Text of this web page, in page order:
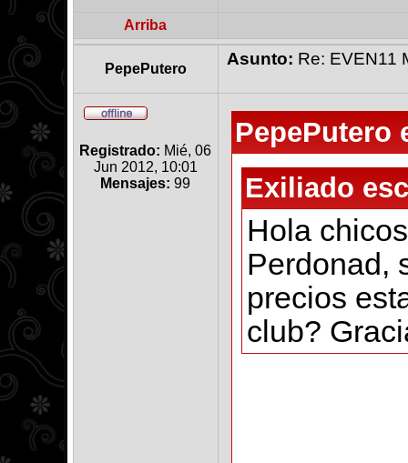
Arriba
PepePutero
Asunto: Re: EVEN11
Registrado: Mié, 06
Jun 2012, 10:01
Mensajes: 99
PepePutero
Exiliado
Hola
Perdonad,
precios
club?